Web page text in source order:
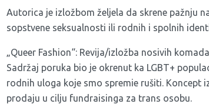
Autorica je izložbom željela da skrene pažnju
sopstvene seksualnosti ili rodnih i spolnih
„Queer Fashion“: Revija/izložba nosivih
Sadržaj poruka bio je okrenut ka LGBT+
rodnih uloga koje smo spremie rušiti. Koncept
prodaju u cilju fundraisinga za trans osobu.